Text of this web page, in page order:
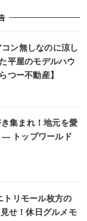
ン無しなのに涼し
平屋のモデルハウ
つー不動産】
集まれ！地元を愛
― トップワールド
トリモール枚方の
せ！休日グルメモ